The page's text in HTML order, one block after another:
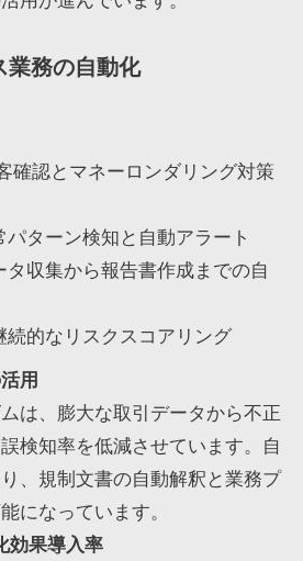
業務の自動化
確認とマネーロンダリング対策
ターン検知と自動アラート
タ収集から報告書作成までの自
続的なリスクスコアリング
用
は、膨大な取引データから不正
検知率を低減させています。自
、規制文書の自動解釈と業務プ
になっています。
効果導入率